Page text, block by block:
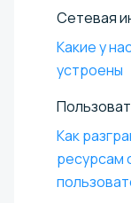
Сетевая
Какие у
устроены
Как
ресурсам